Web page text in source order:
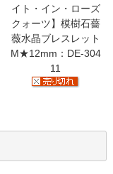
イト・イン・ローズ
クォーツ】模樹石薔
薇水晶ブレスレット
M★12mm：DE-304
11